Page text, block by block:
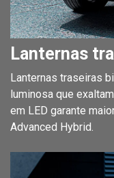
Lanternas
Lanternas traseiras
luminosa que
em LED garante
Advanced Hybrid.